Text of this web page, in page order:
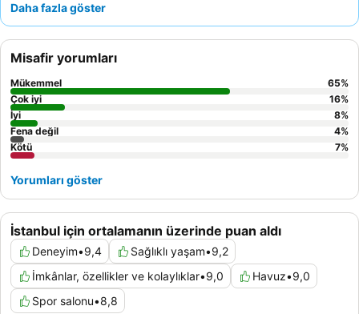
karşılamaları ve verimlilikleri için
olarak övmektedir. Eşsiz bir deneyim için otelin
sergisinive kişiselleştirilmiş tasarım atölyelerini keşfedin.
Daha fazla göster
İstanbul için ortalamanın üzerinde puan aldı
Deneyim•9,4 Sağlıklı yaşam•9,2
İmkânlar, özellikler ve kolaylıklar•9,0 Havuz•9,0
Spor salonu•8,8
Misafir yorumları
Mükemmel 65%
Çok iyi
16%
İyi
8%
Fena değil
4%
Kötü
7%
Yorumları göster